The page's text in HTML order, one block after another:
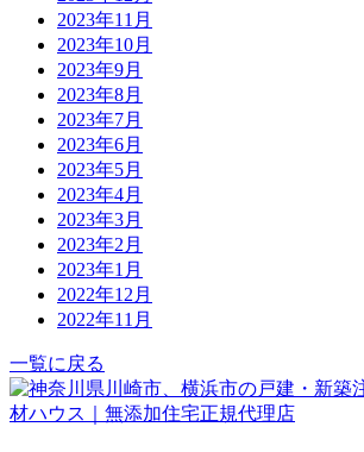
2023年11月
2023年10月
2023年9月
2023年8月
2023年7月
2023年6月
2023年5月
2023年4月
2023年3月
2023年2月
2023年1月
2022年12月
2022年11月
一覧に戻る